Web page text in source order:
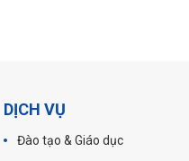
DỊCH VỤ
Đào tạo & Giáo dục